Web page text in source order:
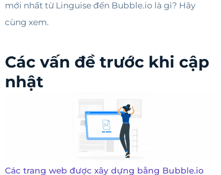
mới nhất từ Linguise đến Bubble.io là gì? Hãy
cùng xem.
Các vấn đề trước khi cập
nhật
Các trang web được xây dựng bằng Bubble.io